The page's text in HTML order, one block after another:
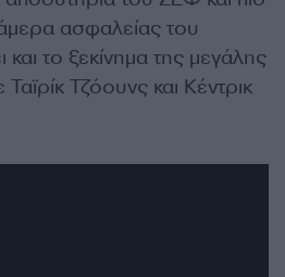
ασφαλείας του
το ξεκίνημα της μεγάλης
Τζόουνς και Κέντρικ